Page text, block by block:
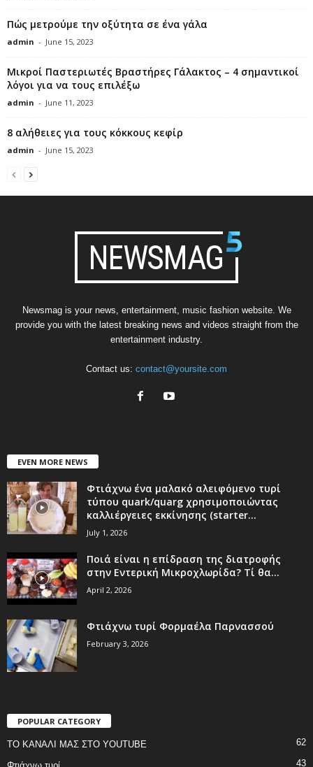
Πώς μετρούμε την οξύτητα σε ένα γάλα
admin - June 15, 2023
Μικροί Παστεριωτές Βραστήρες Γάλακτος – 4 σημαντικοί
λόγοι για να τους επιλέξω
admin - June 11, 2023
8 αλήθειες για τους κόκκους κεφίρ
admin - June 15, 2023
Newsmag is your news, entertainment, music fashion website. We
provide you with the latest breaking news and videos straight from the
entertainment industry.
Contact us: contact@yoursite.com
EVEN MORE NEWS
Φτιάχνω ένα μαλακό αλειφόμενο τυρί
τύπου quark/quarg χρησιμοποιώντας
καλλιέργειες εκκίνησης (starter...
July 1, 2026
Ποιά είναι η επίδραση της διατροφής
στην Εντερική Μικροχλωρίδα? Τί θα...
April 2, 2026
Φτιάχνω τυρί Φορμαέλα Παρνασσού
February 3, 2026
POPULAR CATEGORY
ΤΟ ΚΑΝΑΛΙ ΜΑΣ ΣΤΟ YOUTUBE 62
43